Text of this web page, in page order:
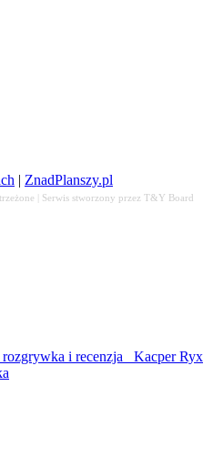
| ZnadPlanszy.pl
| Serwis stworzony przez T&Y Board
i recenzja
Kacper Ryx